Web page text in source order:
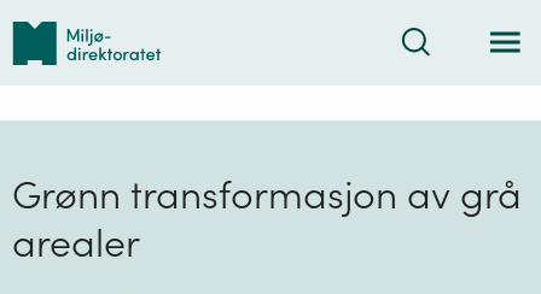
Tilbake
forsiden
Søk
Grønn transformasjon av grå
arealer